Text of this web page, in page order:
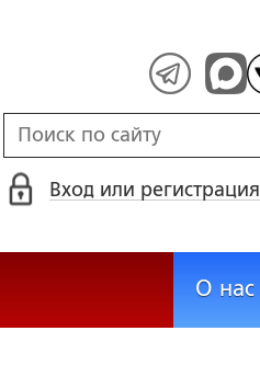
Вход или регистрация
О нас